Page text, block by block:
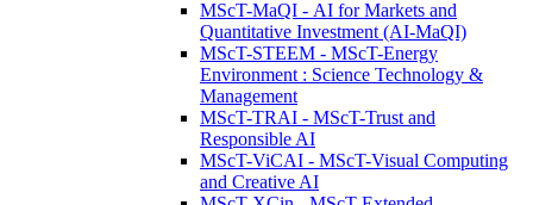
MScT-MaQI - AI for Markets and
Quantitative Investment (AI-MaQI)
MScT-STEEM - MScT-Energy
Environment : Science Technology &
Management
MScT-TRAI - MScT-Trust and
Responsible AI
MScT-ViCAI - MScT-Visual Computing
and Creative AI